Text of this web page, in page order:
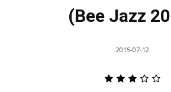
(Bee Jazz
2015-07-12